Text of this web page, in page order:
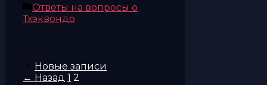
Рубрики
Ответы на вопросы о
Тхэквондо
Новые записи
← Назад Страница
1 Страница
2